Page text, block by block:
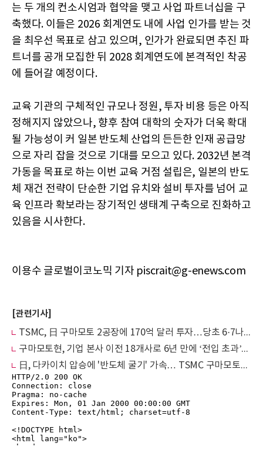
는 두 개의 컨소시엄과 협약을 맺고 사업 파트너십을 구
축했다. 이들은 2026 회계연도 내에 사업 인가를 받는 것
을 최우선 목표로 삼고 있으며, 인가가 완료되면 추진 파
트너를 공개 모집한 뒤 2028 회계연도에 본격적인 착공
에 들어갈 예정이다.
교육 기관의 구체적인 규모나 정원, 투자 비용 등은 아직
정해지지 않았으나, 향후 참여 대학의 숫자가 더욱 확대
될 가능성이 커 일본 반도체 산업의 든든한 인재 공급망
으로 자리 잡을 것으로 기대를 모으고 있다. 2032년 본격
가동을 목표로 하는 이번 교육 거점 설립은, 일본의 반도
체 재건 전략이 단순한 기업 유치와 설비 투자를 넘어 교
육 인프라 확보라는 장기적인 생태계 구축으로 진화하고
있음을 시사한다.
이용수 글로벌이코노믹 기자 piscrait@g-enews.com
[관련기사]
TSMC, 日 구마모토 2공장에 170억 달러 투자…당초 6·7나노→3나노로 전격 상향
구마모토현, 기업 본사 이전 18개사로 6년 만에 ‘전입 초과’… 반도체 클러스터 가속화
日, 다카이치 압승에 '반도체 굴기' 가속… TSMC 구마모토서 3나노 직행